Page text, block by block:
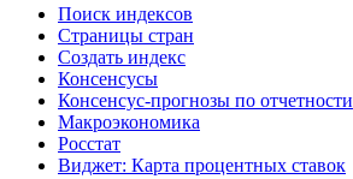
Поиск индексов
Страницы стран
Создать индекс
Консенсусы
Консенсус-прогнозы по отчетности
Макроэкономика
Росстат
Виджет: Карта процентных ставок